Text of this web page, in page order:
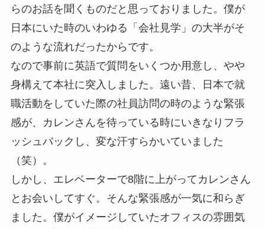
らのお話を聞くものだと思っておりました。僕が
日本にいた時のいわゆる「会社見学」の大半がそ
のような流れだったからです。
なので事前に英語で質問をいくつか用意し、やや
身構えて本社に突入しました。遠い昔、日本で就
職活動をしていた際の社員訪問の時のような緊張
感が、カレンさんを待っている時にいきなりフラ
ッシュバックし、変な汗すらかいていました
（笑）。
しかし、エレベーターで8階に上がってカレンさん
とお会いしてすぐ。そんな緊張感が一気に和らぎ
ました。僕がイメージしていたオフィスの雰囲気